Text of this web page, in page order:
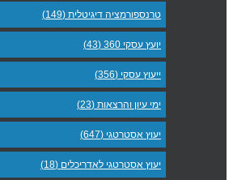
טרנספורמציה דיגיטלית (149)
יועץ עסקי 360 (43)
ייעוץ עסקי (356)
ימי עיון והרצאות (23)
יעוץ אסטרטגי (647)
יעוץ אסטרטגי לאדריכלים (18)